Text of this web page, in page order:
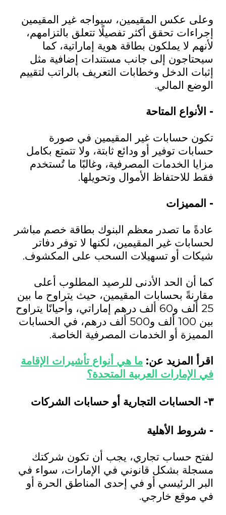
وعلى عكس المقيمين، سيواجه غير المقيمين
إجراءات تحقق أكثر تفصيلًا تتعلق بالتزامهم،
لأنهم لا يملكون بطاقة هوية إماراتية، كما
سيحتاجون إلى جانب مستندات إضافية مثل
إثبات الدخل وخطابات التعريف بالراتب لتقييم
الوضع المالي.
- الأنواع المتاحة
تكون حسابات غير المقيمين في صورة
حسابات توفير أو ودائع ثابتة، ولا تتمتع بكامل
مزايا الخدمات المصرفية، وغالبًا ما تُستخدم
فقط للاحتفاظ الأموال وتحويلها.
- المميزات
عادةً ما تصدر معظم البنوك بطاقة خصم مباشر
لحسابات غير المقيمين، لكنها لا توفر دفاتر
شيكات أو تسهيلات السحب على المكشوف.
كما أن الحد الأدنى للرصيد المطلوب أعلى
مقارنةً بحسابات المقيمين، حيث يتراوح ما بين
25 ألف و60 ألف درهم إماراتي، وأحيانًا يتراوح
بين 100 ألف و500 ألف درهم، في الحسابات
المميزة أو الخدمات المصرفية الخاصة.
اقرأ المزيد عن: ما هي أنواع تأشيرات الإقامة
في الإمارات العربية المتحدة؟
٣- الحسابات التجارية أو حسابات الشركات
- شروط الأهلية
لفتح حساب تجاري، يجب أن تكون شركتك
مسجلة بشكل قانوني في الإمارات، سواء في
البر الرئيسي أو في إحدى المناطق الحرة أو
في موقع خارجي.